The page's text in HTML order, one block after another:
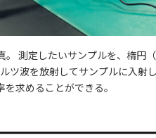
。 測定したいサンプルを、楕円
ツ波を放射してサンプルに入射
求めることができる。